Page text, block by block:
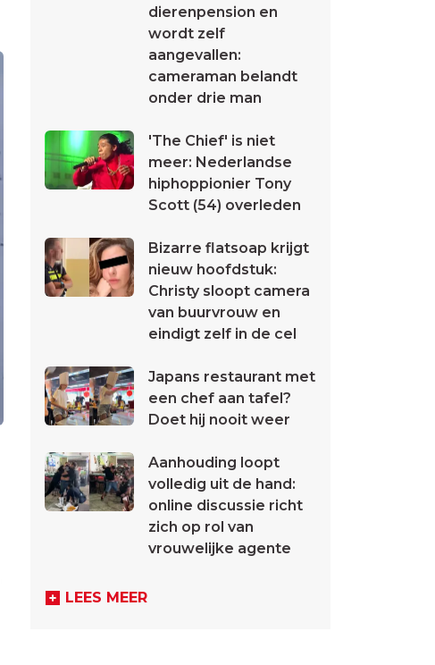
dierenpension en
wordt zelf
aangevallen:
cameraman belandt
onder drie man
'The Chief' is niet
meer: Nederlandse
hiphoppionier Tony
Scott (54) overleden
Bizarre flatsoap krijgt
nieuw hoofdstuk:
Christy sloopt camera
van buurvrouw en
eindigt zelf in de cel
Japans restaurant met
een chef aan tafel?
Doet hij nooit weer
Aanhouding loopt
volledig uit de hand:
online discussie richt
zich op rol van
vrouwelijke agente
LEES MEER